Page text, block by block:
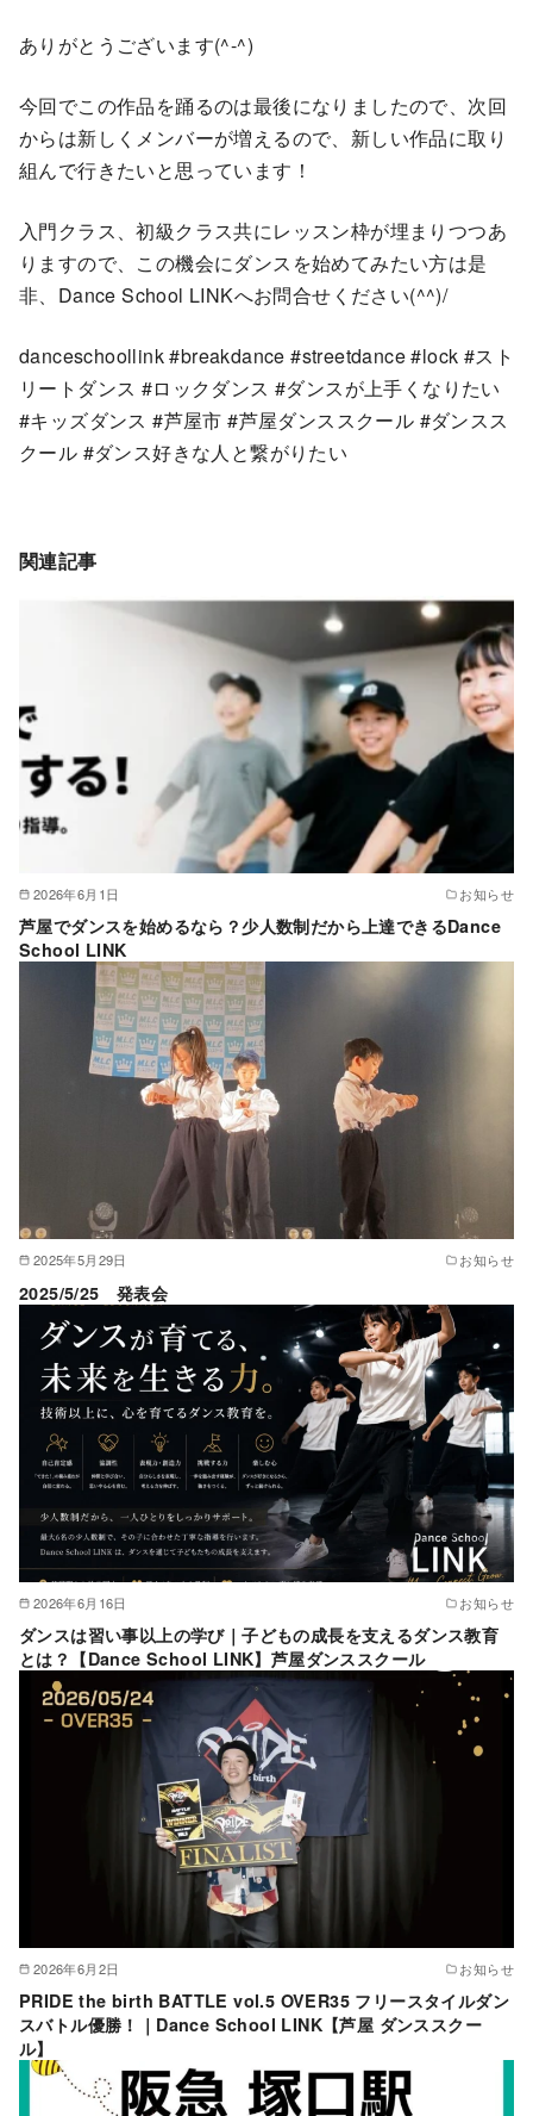
ありがとうございます(^-^)
今回でこの作品を踊るのは最後になりましたので、次回
からは新しくメンバーが増えるので、新しい作品に取り
組んで行きたいと思っています！
入門クラス、初級クラス共にレッスン枠が埋まりつつあ
りますので、この機会にダンスを始めてみたい方は是
非、Dance School LINKへお問合せください(^^)/
danceschoollink #breakdance #streetdance #lock #スト
リートダンス #ロックダンス #ダンスが上手くなりたい
#キッズダンス #芦屋市 #芦屋ダンススクール #ダンスス
クール #ダンス好きな人と繋がりたい
関連記事
2026年6月1日 お知らせ
芦屋でダンスを始めるなら？少人数制だから上達できるDance
School LINK
2025年5月29日 お知らせ
2025/5/25 発表会
2026年6月16日 お知らせ
ダンスは習い事以上の学び｜子どもの成長を支えるダンス教育
とは？【Dance School LINK】芦屋ダンススクール
2026年6月2日 お知らせ
PRIDE the birth BATTLE vol.5 OVER35 フリースタイルダン
スバトル優勝！｜Dance School LINK【芦屋 ダンススクー
ル】